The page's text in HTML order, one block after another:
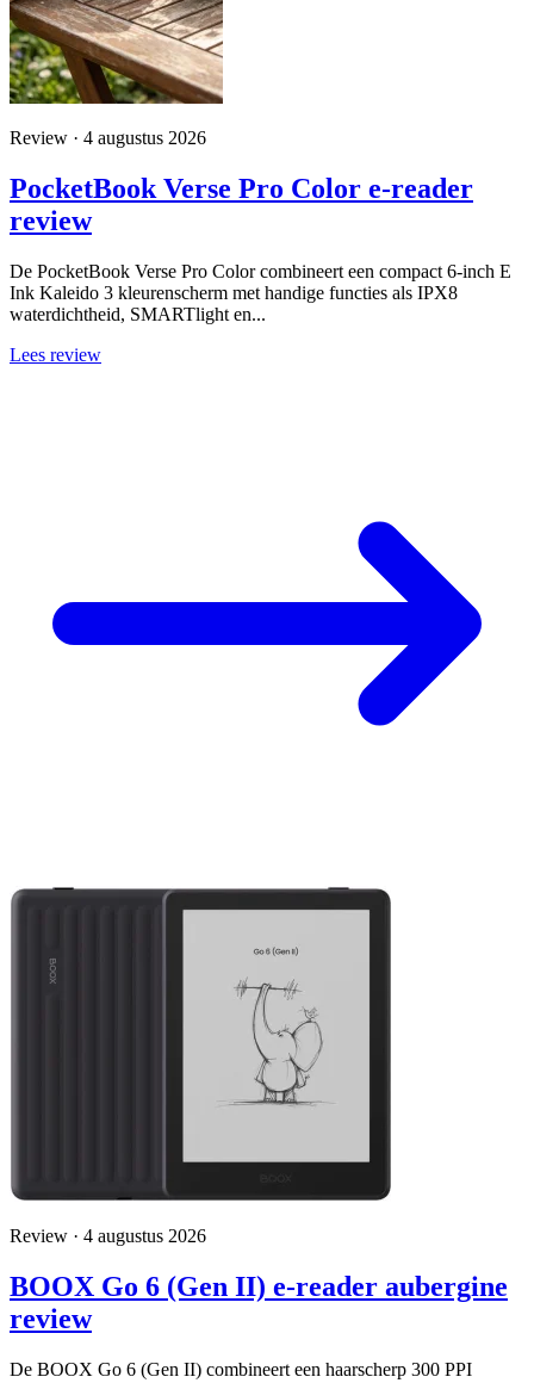
Review · 4 augustus 2026
PocketBook Verse Pro Color e-reader
review
De PocketBook Verse Pro Color combineert een compact 6-inch E
Ink Kaleido 3 kleurenscherm met handige functies als IPX8
waterdichtheid, SMARTlight en...
Lees review
Review · 4 augustus 2026
BOOX Go 6 (Gen II) e-reader aubergine
review
De BOOX Go 6 (Gen II) combineert een haarscherp 300 PPI